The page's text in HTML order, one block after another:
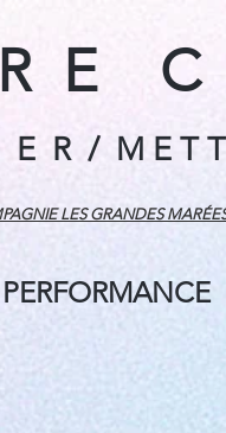
E C
/ M E T T
LES GRANDES